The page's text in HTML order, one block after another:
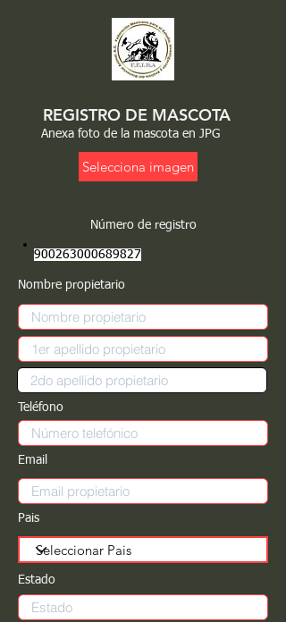
REGISTRO DE MASCOTA
Anexa foto de la mascota en JPG
Selecciona imagen
Número de registro
900263000689827
Nombre propietario
Teléfono
Email
Pais
Estado